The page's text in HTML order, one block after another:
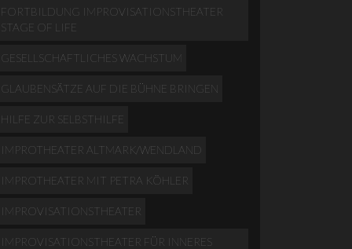
FORTBILDUNG IMPROVISATIONSTHEATER
STAGE OF LIFE
GESELLSCHAFTLICHES WACHSTUM
GLAUBENSÄTZE AUF DIE BÜHNE BRINGEN
HILFE ZUR SELBSTHILFE
IMPROTHEATER ALTMARK/WENDLAND
IMPROTHEATER MIT PETRA KÖHLER
IMPROVISATIONSTHEATER
IMPROVISATIONSTHEATER FÜR INNERES